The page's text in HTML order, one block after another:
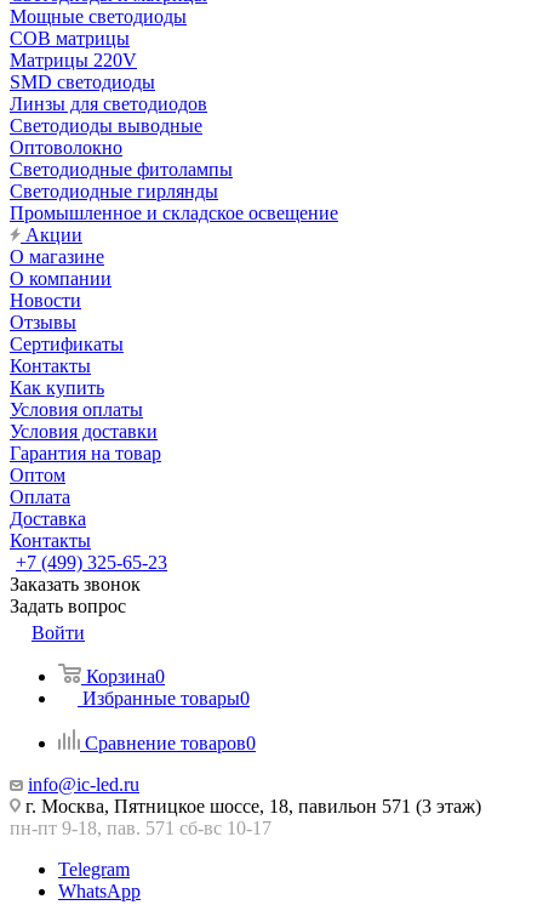
Мощные светодиоды
COB матрицы
Матрицы 220V
SMD светодиоды
Линзы для светодиодов
Светодиоды выводные
Оптоволокно
Светодиодные фитолампы
Светодиодные гирлянды
Промышленное и складское освещение
Акции
О магазине
О компании
Новости
Отзывы
Сертификаты
Контакты
Как купить
Условия оплаты
Условия доставки
Гарантия на товар
Оптом
Оплата
Доставка
Контакты
+7 (499) 325-65-23
Заказать звонок
Задать вопрос
Войти
Корзина0
Избранные товары0
Сравнение товаров0
info@ic-led.ru
г. Москва, Пятницкое шоссе, 18, павильон 571 (3 этаж)
пн-пт 9-18, пав. 571 сб-вс 10-17
Telegram
WhatsApp